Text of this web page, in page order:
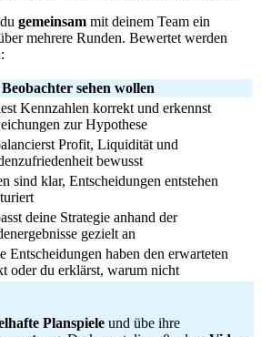
gemeinsam mit deinem Team ein
mehrere Runden. Bewertet werden
sehen wollen
Kennzahlen korrekt und erkennst
zur Hypothese
Profit, Liquidität und
bewusst
sind klar, Entscheidungen entstehen
deine Strategie anhand der
gezielt an
Entscheidungen haben den erwarteten
oder du erklärst, warum nicht
Planspiele und übe ihre